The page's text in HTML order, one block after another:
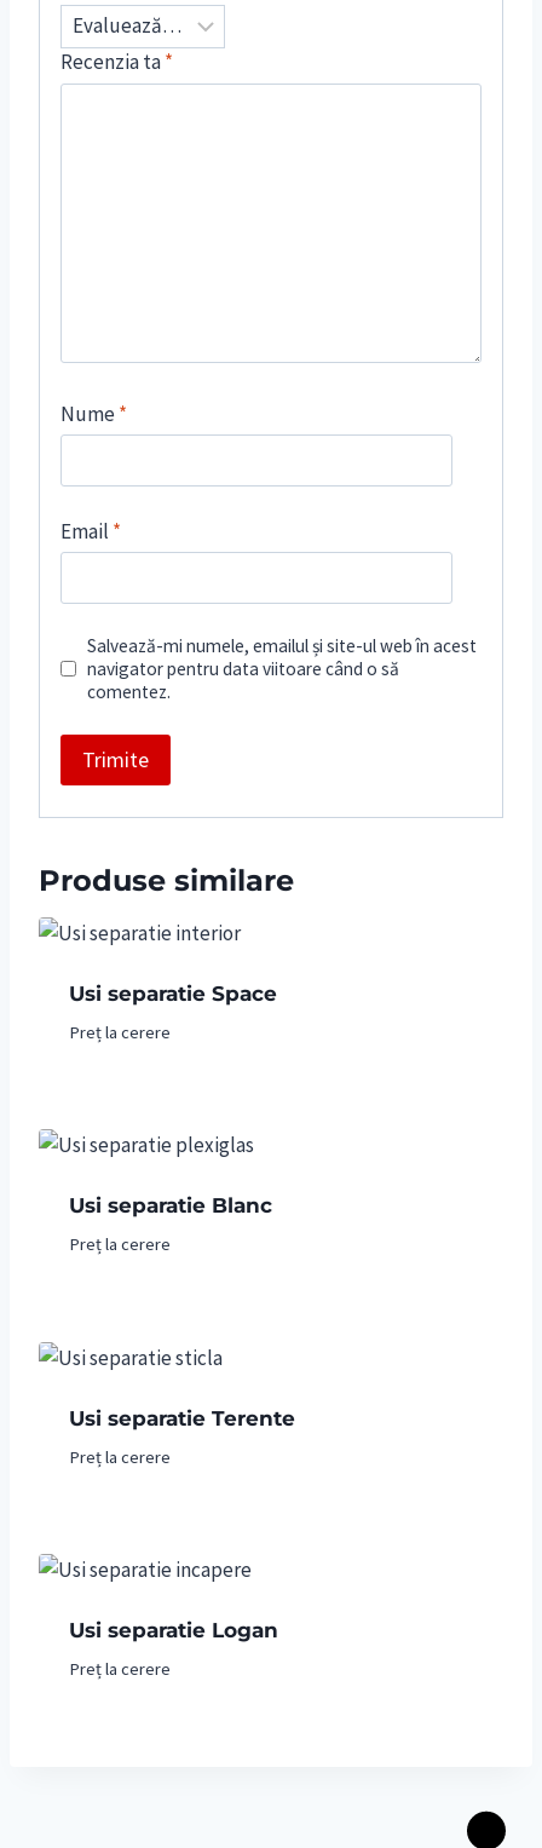
Recenzia ta*
Nume*
Email *
Salvează-mi numele, emailul și site-ul web în acest
navigator pentru data viitoare când o să
comentez.
Produse similare
Usi separatie Space
Preț la cerere
Usi separatie Blanc
Preț la cerere
Usi separatie Terente
Preț la cerere
Usi separatie Logan
Preț la cerere